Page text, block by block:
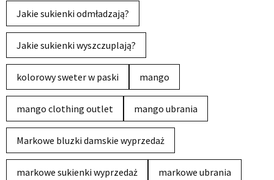
Jakie sukienki odmładzają?
Jakie sukienki wyszczuplają?
kolorowy sweter w paski mango
mango clothing outlet mango ubrania
Markowe bluzki damskie wyprzedaż
markowe sukienki wyprzedaż markowe ubrania